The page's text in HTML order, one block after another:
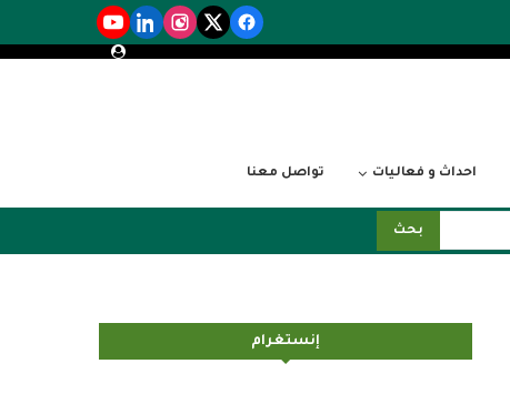
احداث و فعاليات تواصل معنا
بحث
إنستغرام